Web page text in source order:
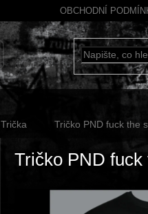
OBCHODNÍ
Trička Tričko PND fuck the
Tričko PND